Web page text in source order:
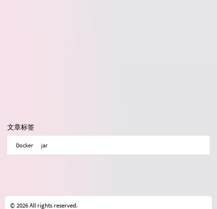
文章标签
Docker jar
© 2026 All rights reserved.